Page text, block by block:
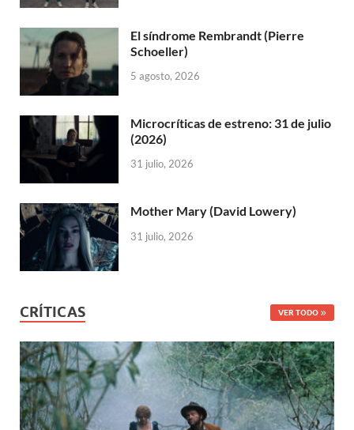
El síndrome Rembrandt (Pierre
Schoeller)
5 agosto, 2026
Microcríticas de estreno: 31 de julio
(2026)
31 julio, 2026
Mother Mary (David Lowery)
31 julio, 2026
CRÍTICAS VER TODO